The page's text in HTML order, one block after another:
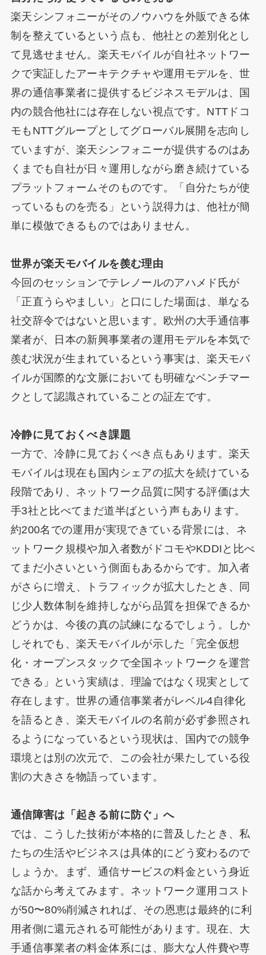
楽天シンフォニーがそのノウハウを外販できる体
制を整えているという点も、他社との差別化とし
て見逃せません。楽天モバイルが自社ネットワー
クで実証したアーキテクチャや運用モデルを、世
界の通信事業者に提供するビジネスモデルは、国
内の競合他社には存在しない視点です。NTTドコ
モもNTTグループとしてグローバル展開を志向し
ていますが、楽天シンフォニーが提供するのはあ
くまでも自社が日々運用しながら磨き続けている
プラットフォームそのものです。「自分たちが使
っているものを売る」という説得力は、他社が簡
単に模倣できるものではありません。
世界が楽天モバイルを羨む理由
今回のセッションでテレノールのアハメド氏が
「正直うらやましい」と口にした場面は、単なる
社交辞令ではないと思います。欧州の大手通信事
業者が、日本の新興事業者の運用モデルを本気で
羨む状況が生まれているという事実は、楽天モバ
イルが国際的な文脈においても明確なベンチマー
クとして認識されていることの証左です。
冷静に見ておくべき課題
一方で、冷静に見ておくべき点もあります。楽天
モバイルは現在も国内シェアの拡大を続けている
段階であり、ネットワーク品質に関する評価は大
手3社と比べてまだ道半ばという声もあります。
約200名での運用が実現できている背景には、ネ
ットワーク規模や加入者数がドコモやKDDIと比べ
てまだ小さいという側面もあるからです。加入者
がさらに増え、トラフィックが拡大したとき、同
じ少人数体制を維持しながら品質を担保できるか
どうかは、今後の真の試練になるでしょう。しか
しそれでも、楽天モバイルが示した「完全仮想
化・オープンスタックで全国ネットワークを運営
できる」という実績は、理論ではなく現実として
存在します。世界の通信事業者がレベル4自律化
を語るとき、楽天モバイルの名前が必ず参照され
るようになっているという現状は、国内での競争
環境とは別の次元で、この会社が果たしている役
割の大きさを物語っています。
通信障害は「起きる前に防ぐ」へ
では、こうした技術が本格的に普及したとき、私
たちの生活やビジネスは具体的にどう変わるので
しょうか。まず、通信サービスの料金という身近
な話から考えてみます。ネットワーク運用コスト
が50〜80%削減されれば、その恩恵は最終的に利
用者側に還元される可能性があります。現在、大
手通信事業者の料金体系には、膨大な人件費や専